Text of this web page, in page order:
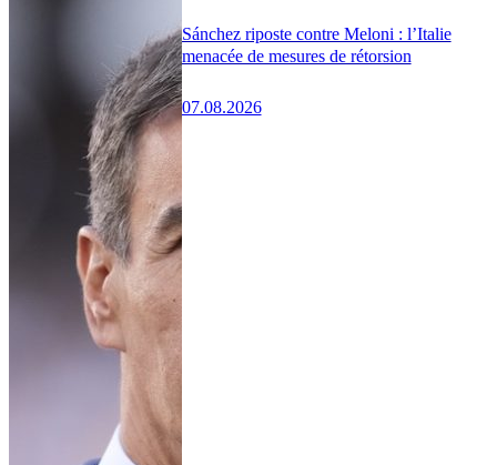
Sánchez riposte contre Meloni : l’Italie
menacée de mesures de rétorsion
07.08.2026